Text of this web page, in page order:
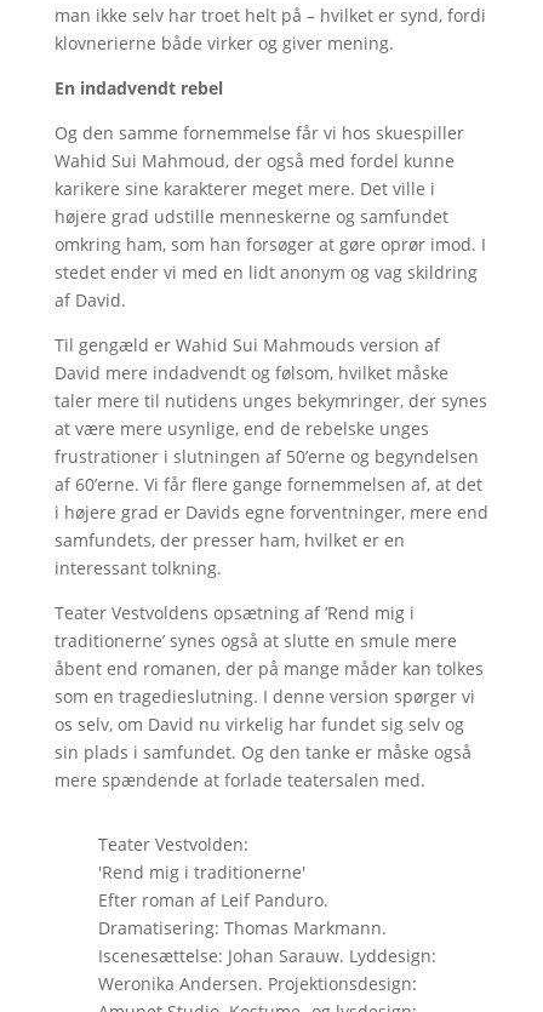
man ikke selv har troet helt på – hvilket er synd, fordi
klovnerierne både virker og giver mening.
En indadvendt rebel
Og den samme fornemmelse får vi hos skuespiller
Wahid Sui Mahmoud, der også med fordel kunne
karikere sine karakterer meget mere. Det ville i
højere grad udstille menneskerne og samfundet
omkring ham, som han forsøger at gøre oprør imod. I
stedet ender vi med en lidt anonym og vag skildring
af David.
Til gengæld er Wahid Sui Mahmouds version af
David mere indadvendt og følsom, hvilket måske
taler mere til nutidens unges bekymringer, der synes
at være mere usynlige, end de rebelske unges
frustrationer i slutningen af 50’erne og begyndelsen
af 60’erne. Vi får flere gange fornemmelsen af, at det
i højere grad er Davids egne forventninger, mere end
samfundets, der presser ham, hvilket er en
interessant tolkning.
Teater Vestvoldens opsætning af ’Rend mig i
traditionerne’ synes også at slutte en smule mere
åbent end romanen, der på mange måder kan tolkes
som en tragedieslutning. I denne version spørger vi
os selv, om David nu virkelig har fundet sig selv og
sin plads i samfundet. Og den tanke er måske også
mere spændende at forlade teatersalen med.
Teater Vestvolden:
'Rend mig i traditionerne'
Efter roman af Leif Panduro.
Dramatisering: Thomas Markmann.
Iscenesættelse: Johan Sarauw. Lyddesign:
Weronika Andersen. Projektionsdesign: